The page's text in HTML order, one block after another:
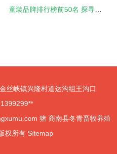
丝峡镇兴隆村道达沟组王沟口
猪 商南县冬青畜牧养殖
权所有 Sitemap